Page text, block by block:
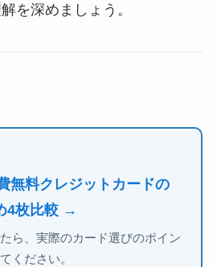
を深めましょう。
無料クレジットカードの
4枚比較 →
ら、実際のカード選びのポイン
ください。